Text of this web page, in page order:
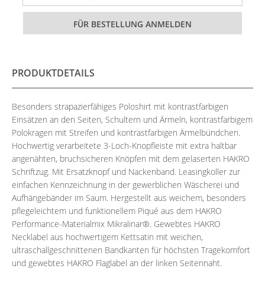
PRODUKTDETAILS
Besonders strapazierfähiges Poloshirt mit kontrastfarbigen
Einsätzen an den Seiten, Schultern und Ärmeln, kontrastfarbigem
Polokragen mit Streifen und kontrastfarbigen Ärmelbündchen.
Hochwertig verarbeitete 3-Loch-Knopfleiste mit extra haltbar
angenähten, bruchsicheren Knöpfen mit dem gelaserten HAKRO
Schriftzug. Mit Ersatzknopf und Nackenband. Leasingkoller zur
einfachen Kennzeichnung in der gewerblichen Wäscherei und
Aufhängebänder im Saum. Hergestellt aus weichem, besonders
pflegeleichtem und funktionellem Piqué aus dem HAKRO
Performance-Materialmix Mikralinar®. Gewebtes HAKRO
Necklabel aus hochwertigem Kettsatin mit weichen,
ultraschallgeschnittenen Bandkanten für höchsten Tragekomfort
und gewebtes HAKRO Flaglabel an der linken Seitennaht.